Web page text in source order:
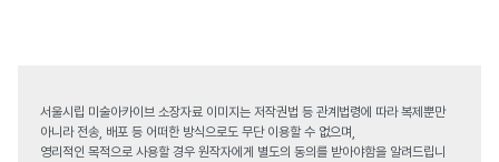
서울시립 미술아카이브 소장자료 이미지는 저작권법 등 관계법령에 따라 복제뿐만
아니라 전송, 배포 등 어떠한 방식으로도 무단 이용할 수 없으며,
영리적인 목적으로 사용할 경우 원작자에게 별도의 동의를 받아야함을 알려드립니